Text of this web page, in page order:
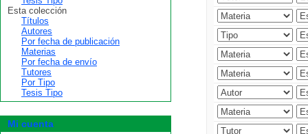
Esta colección
Títulos
Autores
Por fecha de publicación
Materias
Por fecha de envío
Tutores
Por Tipo
Tesis Tipo
Mi cuenta